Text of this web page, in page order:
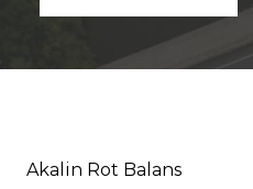
Akalin Rot Balans